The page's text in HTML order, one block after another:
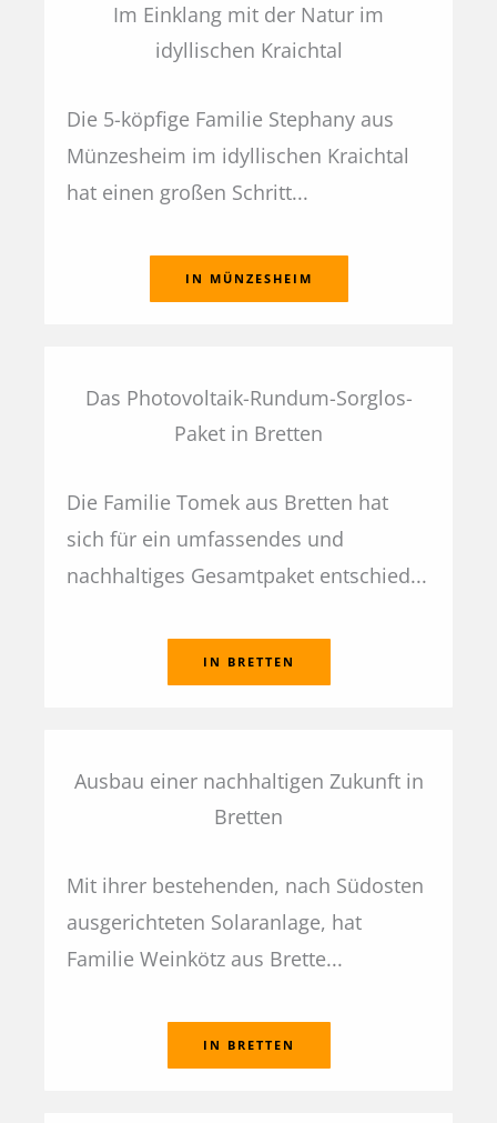
Im Einklang mit der Natur im
idyllischen Kraichtal
Die 5-köpfige Familie Stephany aus
Münzesheim im idyllischen Kraichtal
hat einen großen Schritt...
IN MÜNZESHEIM
Das Photovoltaik-Rundum-Sorglos-
Paket in Bretten
Die Familie Tomek aus Bretten hat
sich für ein umfassendes und
nachhaltiges Gesamtpaket entschied...
IN BRETTEN
Ausbau einer nachhaltigen Zukunft in
Bretten
Mit ihrer bestehenden, nach Südosten
ausgerichteten Solaranlage, hat
Familie Weinkötz aus Brette...
IN BRETTEN